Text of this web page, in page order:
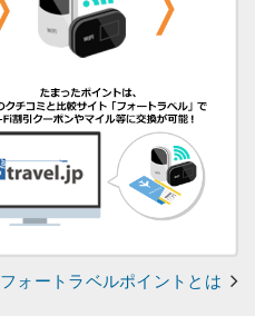
フォートラベルポイントとは